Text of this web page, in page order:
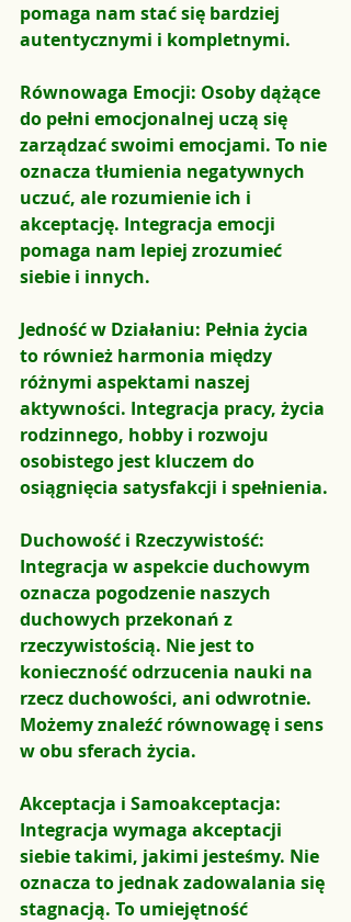
pomaga nam stać się bardziej
autentycznymi i kompletnymi.
Równowaga Emocji: Osoby dążące
do pełni emocjonalnej uczą się
zarządzać swoimi emocjami. To nie
oznacza tłumienia negatywnych
uczuć, ale rozumienie ich i
akceptację. Integracja emocji
pomaga nam lepiej zrozumieć
siebie i innych.
Jedność w Działaniu: Pełnia życia
to również harmonia między
różnymi aspektami naszej
aktywności. Integracja pracy, życia
rodzinnego, hobby i rozwoju
osobistego jest kluczem do
osiągnięcia satysfakcji i spełnienia.
Duchowość i Rzeczywistość:
Integracja w aspekcie duchowym
oznacza pogodzenie naszych
duchowych przekonań z
rzeczywistością. Nie jest to
konieczność odrzucenia nauki na
rzecz duchowości, ani odwrotnie.
Możemy znaleźć równowagę i sens
w obu sferach życia.
Akceptacja i Samoakceptacja:
Integracja wymaga akceptacji
siebie takimi, jakimi jesteśmy. Nie
oznacza to jednak zadowalania się
stagnacją. To umiejętność